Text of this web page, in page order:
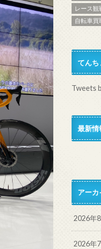
レース観
自転車買
てんち
Tweets
最新
アーカ
2026年
2026年